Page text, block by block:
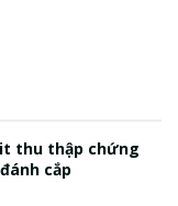
thu thập chứng
cắp